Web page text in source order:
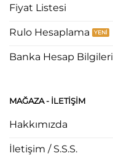
Fiyat Listesi
Rulo Hesaplama
Banka Hesap Bilgileri
MAĞAZA - ILETIŞIM
Hakkımızda
İletişim / S.S.S.